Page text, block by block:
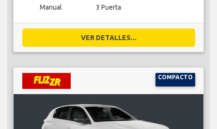
Manual 3 Puerta
VER DETALLES...
COMPACTO